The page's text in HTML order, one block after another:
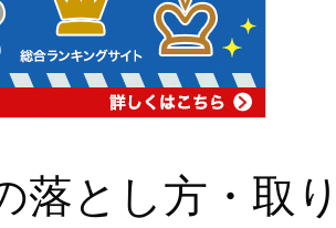
落とし方・取